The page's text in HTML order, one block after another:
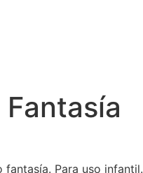
Para uso infantil.